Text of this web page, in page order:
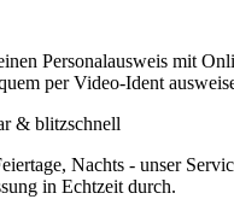
Personalausweis mit
per Video-Ident
& blitzschnell
Nachts - unser
in Echtzeit durch.